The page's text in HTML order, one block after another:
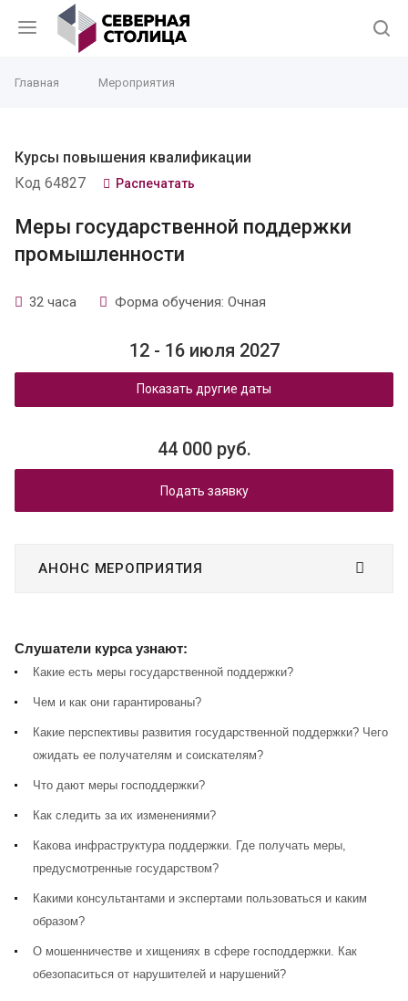
Главная Мероприятия
Курсы повышения квалификации
Код 64827
Распечатать
Меры государственной поддержки
промышленности
32 часа Форма обучения: Очная
12 - 16 июля 2027
Показать другие даты
44 000 руб.
Подать заявку
АНОНС МЕРОПРИЯТИЯ
Слушатели курса узнают:
Какие есть меры государственной поддержки?
Чем и как они гарантированы?
Какие перспективы развития государственной поддержки? Чего
ожидать ее получателям и соискателям?
Что дают меры господдержки?
Как следить за их изменениями?
Какова инфраструктура поддержки. Где получать меры,
предусмотренные государством?
Какими консультантами и экспертами пользоваться и каким
образом?
О мошенничестве и хищениях в сфере господдержки. Как
обезопаситься от нарушителей и нарушений?